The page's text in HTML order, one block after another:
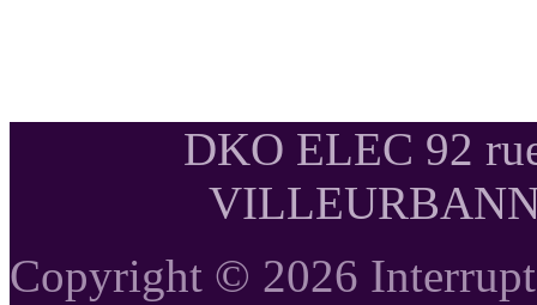
DKO ELEC 92
Copyright © 2026